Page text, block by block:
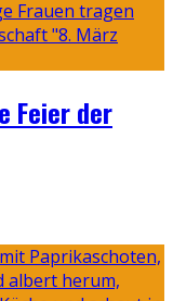
Feier der